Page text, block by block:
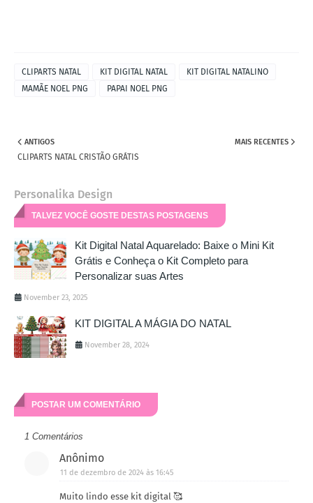
CLIPARTS NATAL KIT DIGITAL NATAL
KIT DIGITAL NATALINO
MAMÃE NOEL PNG
PAPAI NOEL PNG
MAIS RECENTES
ANTIGOS
CLIPARTS NATAL CRISTÃO GRÁTIS
Personalika Design
TALVEZ VOCÊ GOSTE DESTAS POSTAGENS
Kit Digital Natal Aquarelado: Baixe o Mini Kit
Grátis e Conheça o Kit Completo para
Personalizar suas Artes
November 23, 2025
KIT DIGITAL A MÁGIA DO NATAL
November 28, 2024
POSTAR UM COMENTÁRIO
1 Comentários
Anônimo
11 de dezembro de 2024 às 16:45
Muito lindo esse kit digital 🥰